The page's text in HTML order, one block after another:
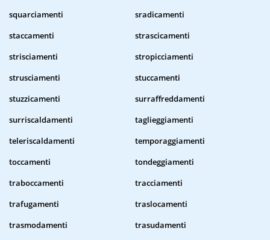
squarciamenti
sradicamenti
staccamenti
strascicamenti
strisciamenti
stropicciamenti
strusciamenti
stuccamenti
stuzzicamenti
surraffreddamenti
surriscaldamenti
taglieggiamenti
teleriscaldamenti
temporaggiamenti
toccamenti
tondeggiamenti
traboccamenti
tracciamenti
trafugamenti
traslocamenti
trasmodamenti
trasudamenti